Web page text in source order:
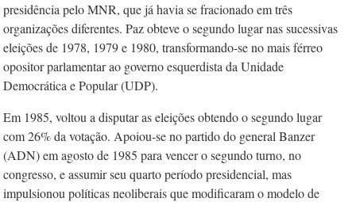
presidência pelo MNR, que já havia se fracionado em três
organizações diferentes. Paz obteve o segundo lugar nas sucessivas
eleições de 1978, 1979 e 1980, transformando-se no mais férreo
opositor parlamentar ao governo esquerdista da Unidade
Democrática e Popular (UDP).
Em 1985, voltou a disputar as eleições obtendo o segundo lugar
com 26% da votação. Apoiou-se no partido do general Banzer
(ADN) em agosto de 1985 para vencer o segundo turno, no
congresso, e assumir seu quarto período presidencial, mas
impulsionou políticas neoliberais que modificaram o modelo de